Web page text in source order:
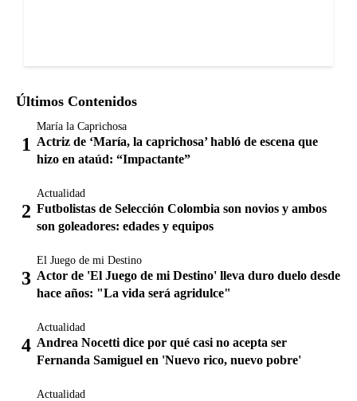
Últimos Contenidos
María la Caprichosa
Actriz de ‘María, la caprichosa’ habló de escena que
hizo en ataúd: “Impactante”
Actualidad
Futbolistas de Selección Colombia son novios y ambos
son goleadores: edades y equipos
El Juego de mi Destino
Actor de 'El Juego de mi Destino' lleva duro duelo desde
hace años: "La vida será agridulce"
Actualidad
Andrea Nocetti dice por qué casi no acepta ser
Fernanda Samiguel en 'Nuevo rico, nuevo pobre'
Actualidad